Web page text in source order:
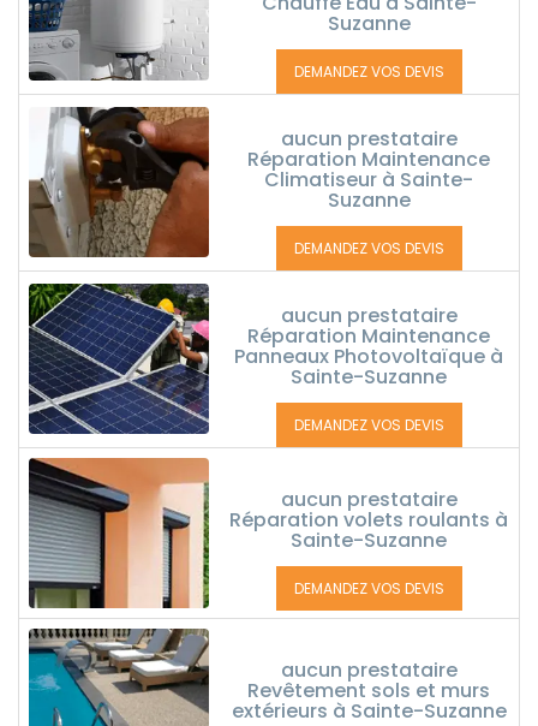
Suzanne
DEMANDEZ VOS DEVIS
aucun prestataire
Réparation Maintenance
Climatiseur à Sainte-
Suzanne
DEMANDEZ VOS DEVIS
aucun prestataire
Réparation Maintenance
Panneaux Photovoltaïque à
Sainte-Suzanne
DEMANDEZ VOS DEVIS
aucun prestataire
Réparation volets roulants à
Sainte-Suzanne
DEMANDEZ VOS DEVIS
aucun prestataire
Revêtement sols et murs
extérieurs à Sainte-Suzanne